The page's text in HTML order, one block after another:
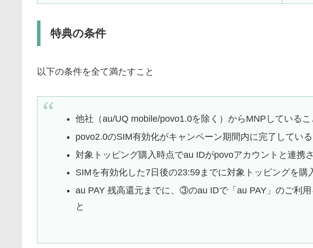
特典の条件
以下の条件を全て満たすこと
他社（au/UQ mobile/povo1.0を除く）からMNPしているこ
povo2.0のSIM有効化がキャンペーン期間内に完了している
対象トッピング購入時点でau IDがpovoアカウントと連携
SIMを有効化した7日後の23:59までに対象トッピングを購
au PAY 残高還元までに、③のau IDで「au PAY」のご利
と